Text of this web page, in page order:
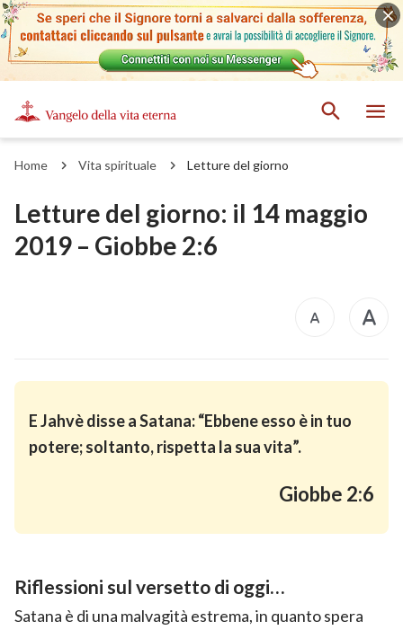
Home Vita spirituale Letture del giorno
Letture del giorno: il 14 maggio
2019 – Giobbe 2:6
E Jahvè disse a Satana: “Ebbene esso è in tuo
potere; soltanto, rispetta la sua vita”.
Giobbe 2:6
Riflessioni sul versetto di oggi…
Satana è di una malvagità estrema, in quanto spera